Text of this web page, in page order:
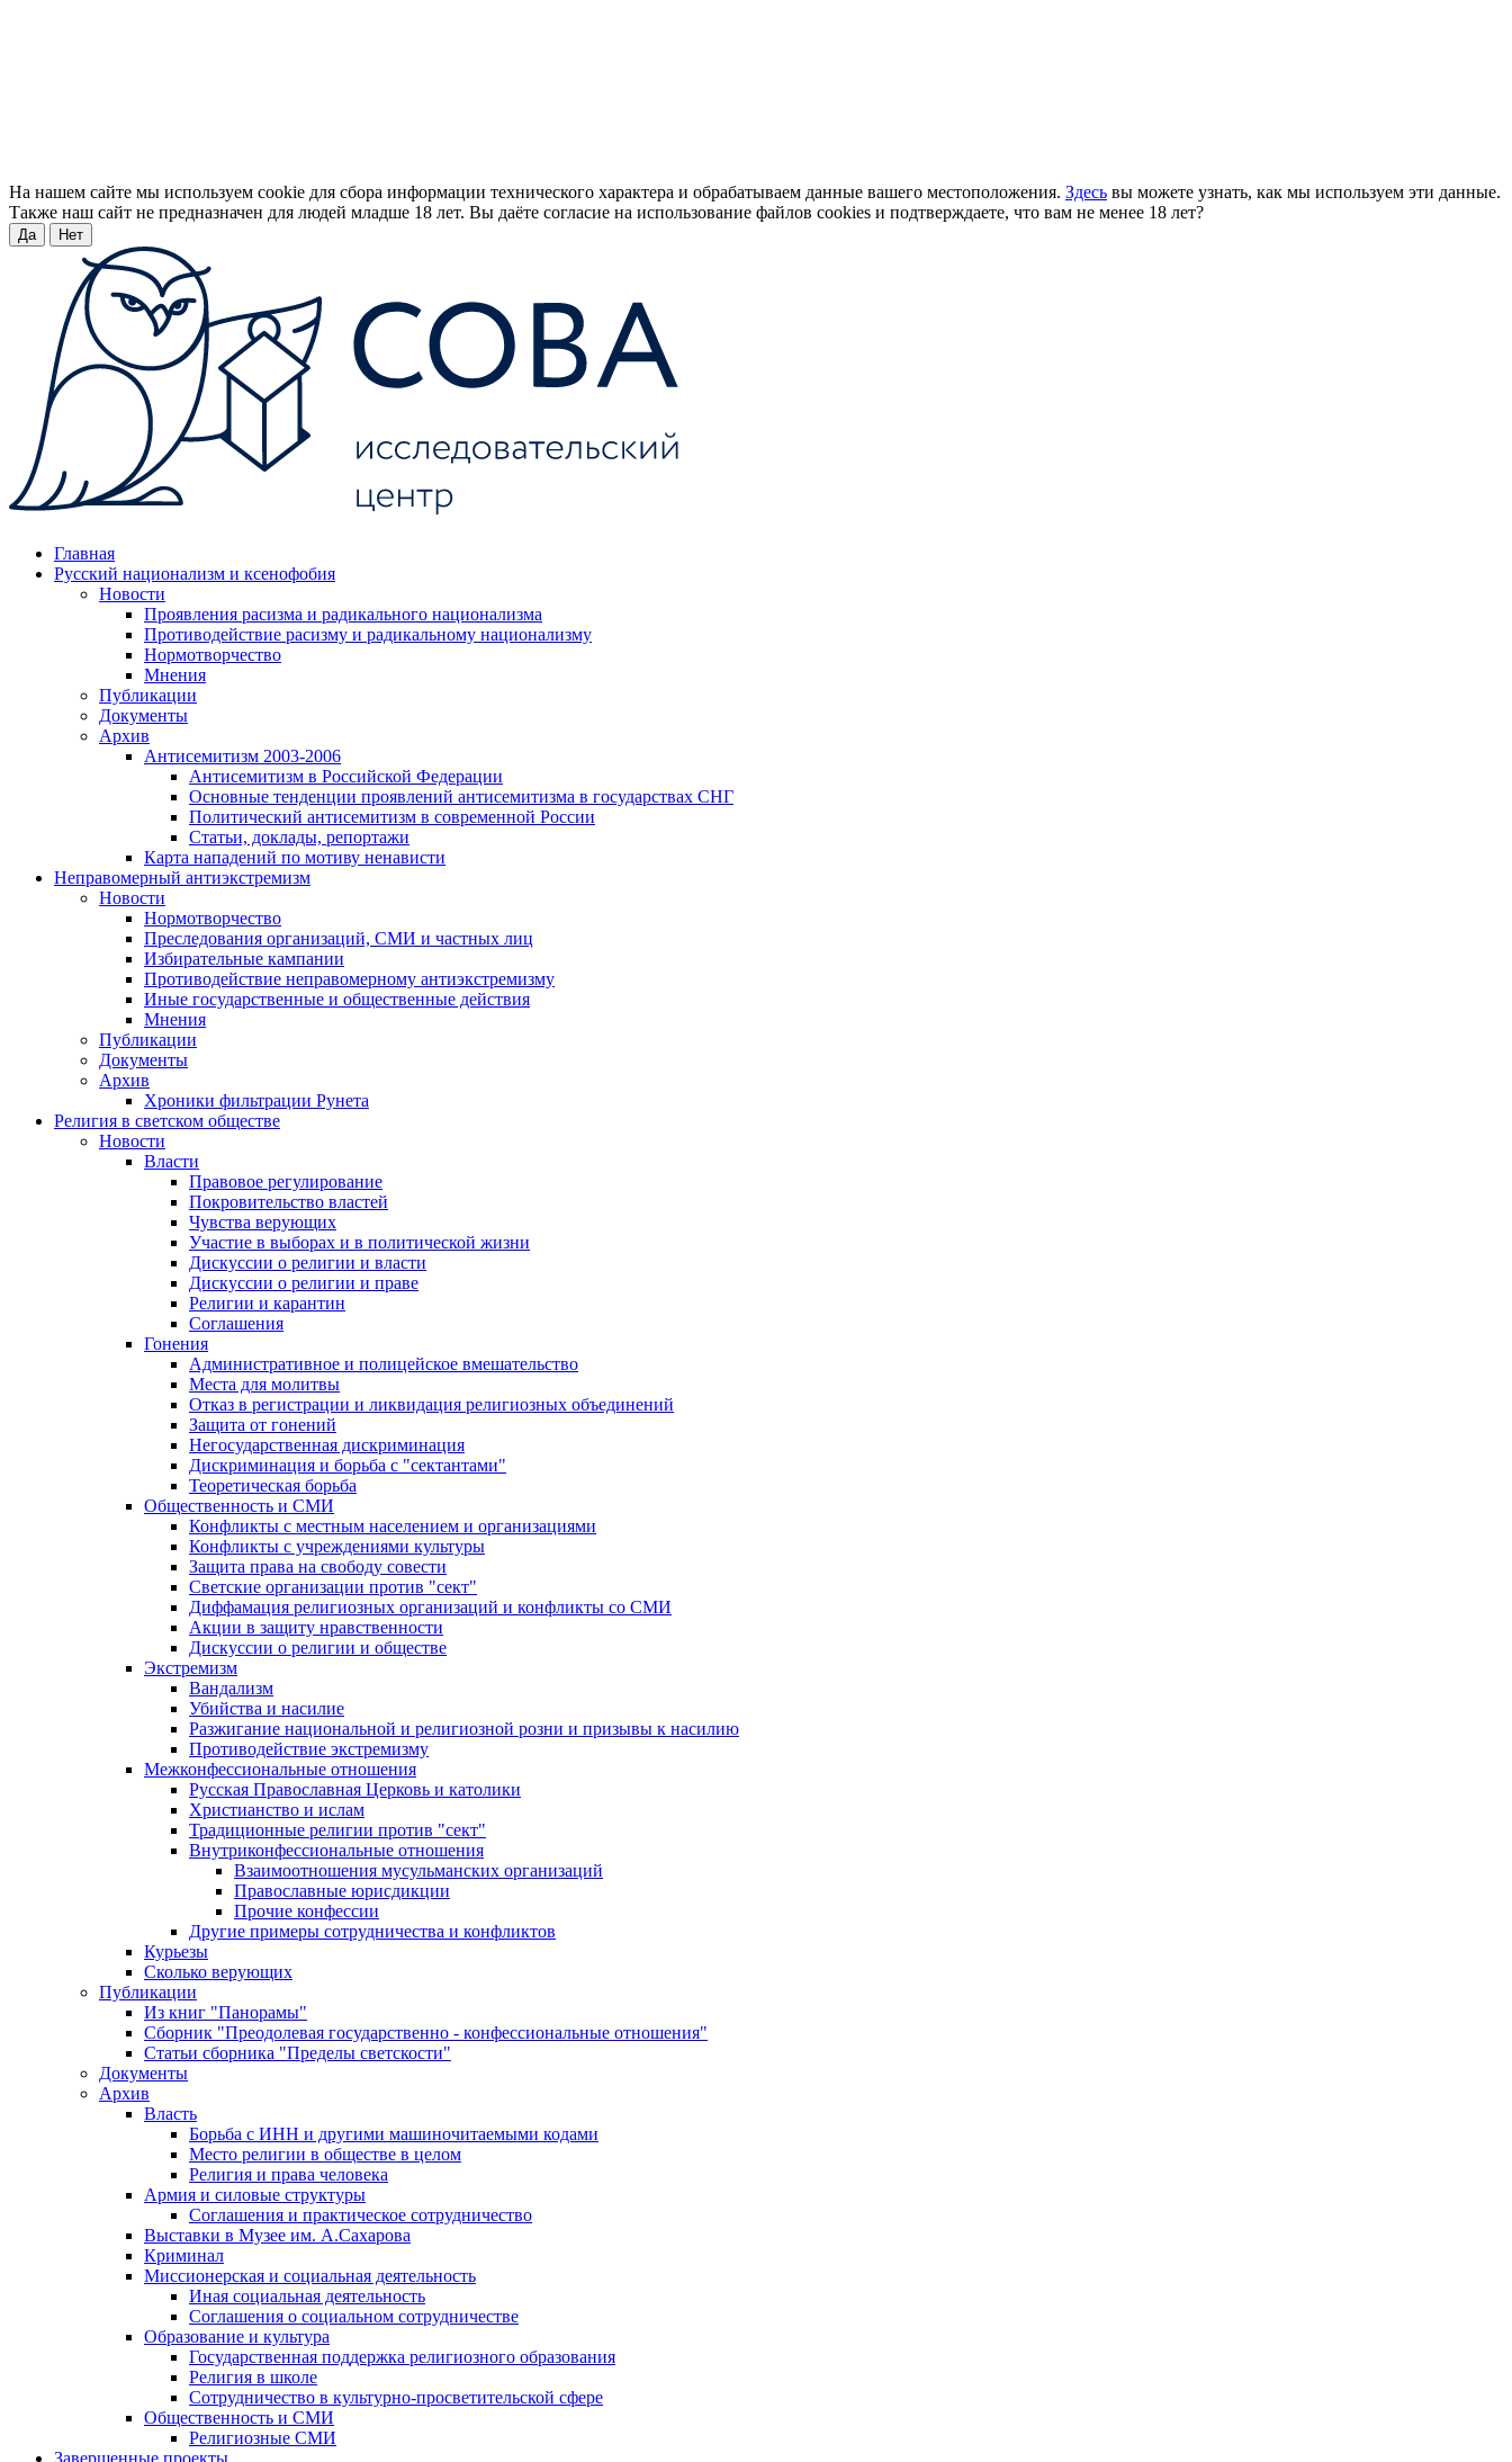
На нашем сайте мы используем cookie для сбора информации технического характера и обрабатываем данные вашего местоположения. Здесь вы можете узнать, как мы используем эти данные.
Также наш сайт не предназначен для людей младше 18 лет. Вы даёте согласие на использование файлов cookies и подтверждаете, что вам не менее 18 лет?
Да Нет
Главная
Русский национализм и ксенофобия
Новости
Проявления расизма и радикального национализма
Противодействие расизму и радикальному национализму
Нормотворчество
Мнения
Публикации
Документы
Архив
Антисемитизм 2003-2006
Антисемитизм в Российской Федерации
Основные тенденции проявлений антисемитизма в государствах СНГ
Политический антисемитизм в современной России
Статьи, доклады, репортажи
Карта нападений по мотиву ненависти
Неправомерный антиэкстремизм
Новости
Нормотворчество
Преследования организаций, СМИ и частных лиц
Избирательные кампании
Противодействие неправомерному антиэкстремизму
Иные государственные и общественные действия
Мнения
Публикации
Документы
Архив
Хроники фильтрации Рунета
Религия в светском обществе
Новости
Власти
Правовое регулирование
Покровительство властей
Чувства верующих
Участие в выборах и в политической жизни
Дискуссии о религии и власти
Дискуссии о религии и праве
Религии и карантин
Соглашения
Гонения
Административное и полицейское вмешательство
Места для молитвы
Отказ в регистрации и ликвидация религиозных объединений
Защита от гонений
Негосударственная дискриминация
Дискриминация и борьба с "сектантами"
Теоретическая борьба
Общественность и СМИ
Конфликты с местным населением и организациями
Конфликты с учреждениями культуры
Защита права на свободу совести
Светские организации против "сект"
Диффамация религиозных организаций и конфликты со СМИ
Акции в защиту нравственности
Дискуссии о религии и обществе
Экстремизм
Вандализм
Убийства и насилие
Разжигание национальной и религиозной розни и призывы к насилию
Противодействие экстремизму
Межконфессиональные отношения
Русская Православная Церковь и католики
Христианство и ислам
Традиционные религии против "сект"
Внутриконфессиональные отношения
Взаимоотношения мусульманских организаций
Православные юрисдикции
Прочие конфессии
Другие примеры сотрудничества и конфликтов
Курьезы
Сколько верующих
Публикации
Из книг "Панорамы"
Сборник "Преодолевая государственно - конфессиональные отношения"
Статьи сборника "Пределы светскости"
Документы
Архив
Власть
Борьба с ИНН и другими машиночитаемыми кодами
Место религии в обществе в целом
Религия и права человека
Армия и силовые структуры
Соглашения и практическое сотрудничество
Выставки в Музее им. А.Сахарова
Криминал
Миссионерская и социальная деятельность
Иная социальная деятельность
Соглашения о социальном сотрудничестве
Образование и культура
Государственная поддержка религиозного образования
Религия в школе
Сотрудничество в культурно-просветительской сфере
Общественность и СМИ
Религиозные СМИ